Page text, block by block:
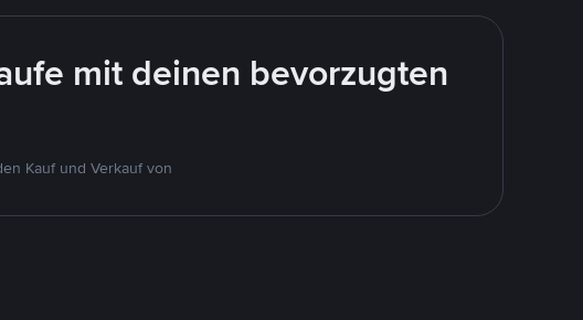
mit deinen bevorzugten
Kauf und Verkauf von